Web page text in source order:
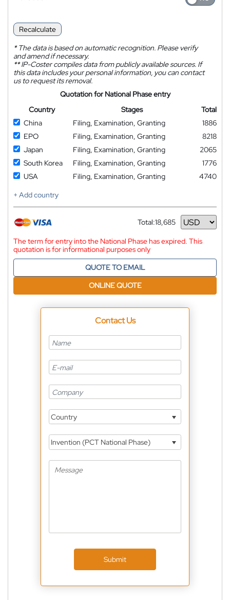
Recalculate
*The data is based on automatic recognition. Please verify
and amend if necessary.
**IP-Coster compiles data from publicly available sources. If
this data includes your personal information, you can contact
us to request its removal.
Quotation for National Phase entry
Country
Stages
Total
China
Filing, Examination, Granting
1886
EPO
Filing, Examination, Granting
8218
Japan
Filing, Examination, Granting
2065
South Korea
Filing, Examination, Granting
1776
USA
Filing, Examination, Granting
4740
+ Add country
Total:18,685
Currency
The term for entry into the National Phase has expired. This
quotation is for informational purposes only
QUOTE TO EMAIL
ONLINE QUOTE
Contact Us
Country
Invention (PCT National Phase)
Submit